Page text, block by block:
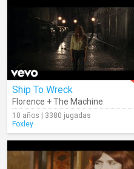
Ship To Wreck
Florence + The Machine
10 años | 3380 jugadas
Foxley